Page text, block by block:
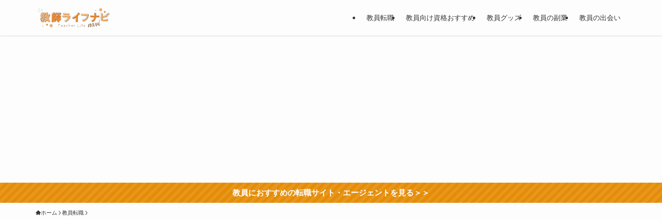
教員転職 教員向け資格おすすめ 教員グッズ 教員の副業 教員の出会い
教員におすすめの転職サイト・エージェントを見る＞＞
ホーム 教員転職